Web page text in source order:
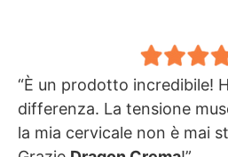
“È un prodotto incredibile!
differenza. La tensione
la mia cervicale non è mai